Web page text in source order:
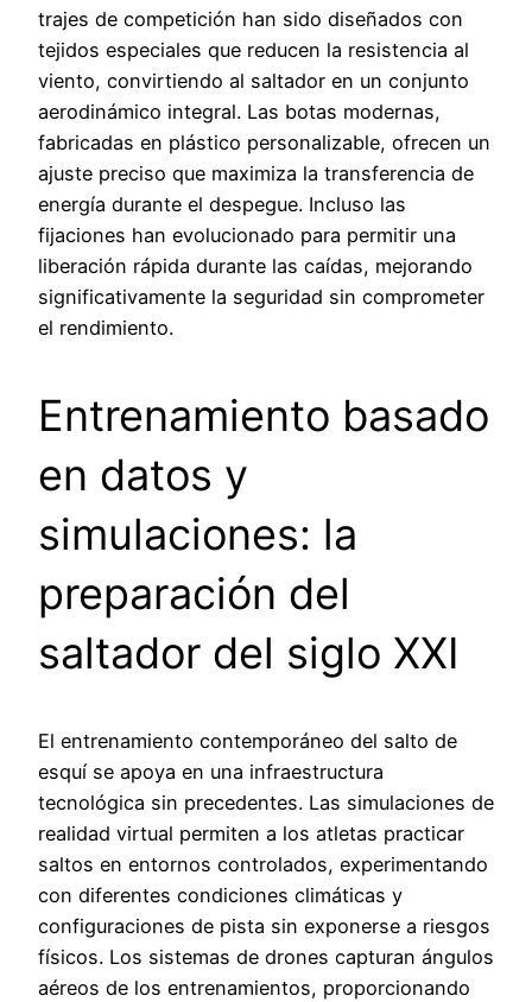
trajes de competición han sido diseñados con
tejidos especiales que reducen la resistencia al
viento, convirtiendo al saltador en un conjunto
aerodinámico integral. Las botas modernas,
fabricadas en plástico personalizable, ofrecen un
ajuste preciso que maximiza la transferencia de
energía durante el despegue. Incluso las
fijaciones han evolucionado para permitir una
liberación rápida durante las caídas, mejorando
significativamente la seguridad sin comprometer
el rendimiento.
Entrenamiento basado
en datos y
simulaciones: la
preparación del
saltador del siglo XXI
El entrenamiento contemporáneo del salto de
esquí se apoya en una infraestructura
tecnológica sin precedentes. Las simulaciones de
realidad virtual permiten a los atletas practicar
saltos en entornos controlados, experimentando
con diferentes condiciones climáticas y
configuraciones de pista sin exponerse a riesgos
físicos. Los sistemas de drones capturan ángulos
aéreos de los entrenamientos, proporcionando